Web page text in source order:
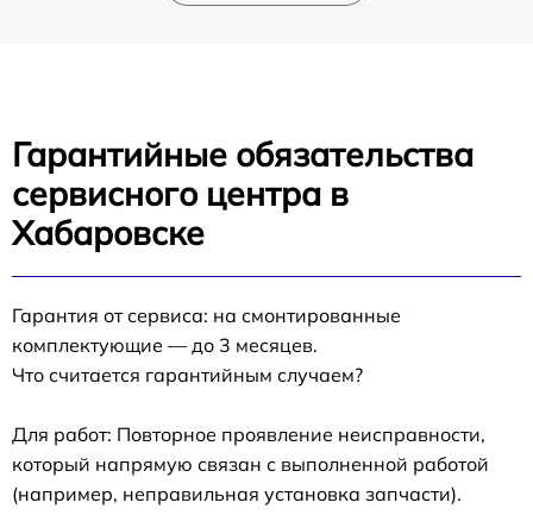
Гарантийные обязательства
сервисного центра в
Хабаровске
Гарантия от сервиса: на смонтированные
комплектующие — до 3 месяцев.
Что считается гарантийным случаем?
Для работ: Повторное проявление неисправности,
который напрямую связан с выполненной работой
(например, неправильная установка запчасти).